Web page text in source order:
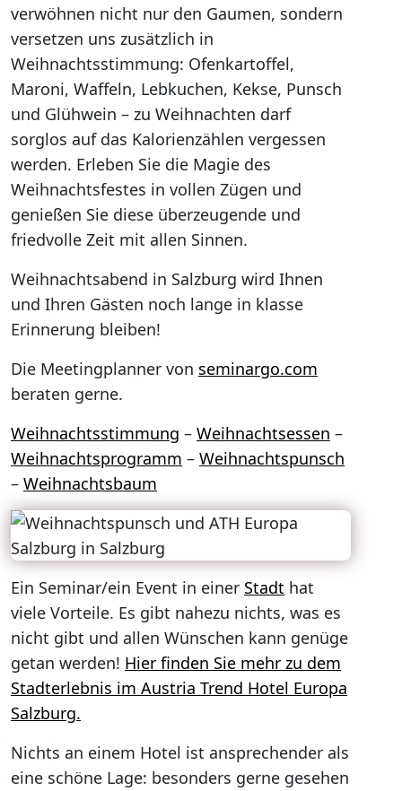
verwöhnen nicht nur den Gaumen, sondern
versetzen uns zusätzlich in
Weihnachtsstimmung: Ofenkartoffel,
Maroni, Waffeln, Lebkuchen, Kekse, Punsch
und Glühwein – zu Weihnachten darf
sorglos auf das Kalorienzählen vergessen
werden. Erleben Sie die Magie des
Weihnachtsfestes in vollen Zügen und
genießen Sie diese überzeugende und
friedvolle Zeit mit allen Sinnen.
Weihnachtsabend in Salzburg wird Ihnen
und Ihren Gästen noch lange in klasse
Erinnerung bleiben!
Die Meetingplanner von seminargo.com
beraten gerne.
Weihnachtsstimmung – Weihnachtsessen –
Weihnachtsprogramm – Weihnachtspunsch
– Weihnachtsbaum
Ein Seminar/ein Event in einer Stadt hat
viele Vorteile. Es gibt nahezu nichts, was es
nicht gibt und allen Wünschen kann genüge
getan werden! Hier finden Sie mehr zu dem
Stadterlebnis im Austria Trend Hotel Europa
Salzburg.
Nichts an einem Hotel ist ansprechender als
eine schöne Lage: besonders gerne gesehen